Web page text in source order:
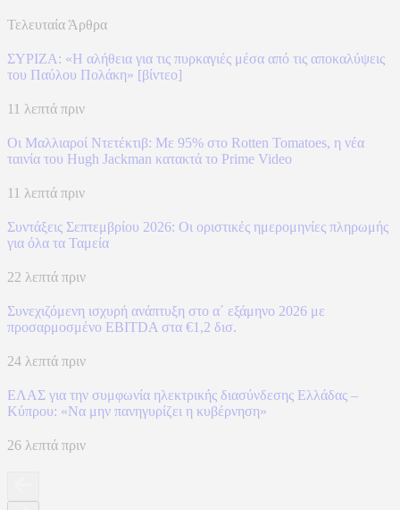
Τελευταία Άρθρα
ΣΥΡΙΖΑ: «Η αλήθεια για τις πυρκαγιές μέσα από τις αποκαλύψεις
του Παύλου Πολάκη» [βίντεο]
11 λεπτά πριν
Οι Μαλλιαροί Ντετέκτιβ: Με 95% στο Rotten Tomatoes, η νέα
ταινία του Hugh Jackman κατακτά το Prime Video
11 λεπτά πριν
Συντάξεις Σεπτεμβρίου 2026: Οι οριστικές ημερομηνίες πληρωμής
για όλα τα Ταμεία
22 λεπτά πριν
Συνεχιζόμενη ισχυρή ανάπτυξη στο α΄ εξάμηνο 2026 με
προσαρμοσμένο EBITDA στα €1,2 δισ.
24 λεπτά πριν
ΕΛΑΣ για την συμφωνία ηλεκτρικής διασύνδεσης Ελλάδας –
Κύπρου: «Να μην πανηγυρίζει η κυβέρνηση»
26 λεπτά πριν